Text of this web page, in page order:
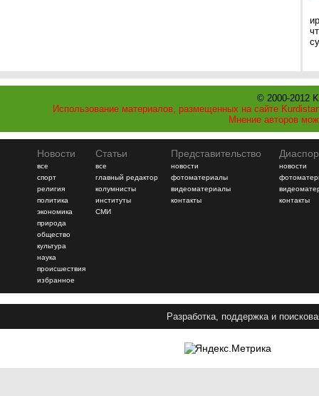
© 2000-2012
Использование материалов, размещенных на сайте
Мнение авторов
Новости
все
спорт
религия
политика
экономика
природа
общество
культура
наука
происшествия
избранное
Статьи
все
главный редактор
колумнисты
институты
СМИ
Представительство
новости
фотоматериалы
видеоматериалы
контакты
новости
контакты
Разработка, поддержка и